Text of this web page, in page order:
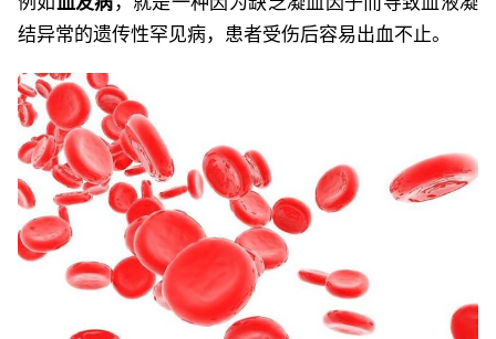
结异常的遗传性罕见病，患者受伤后容易出血不止。